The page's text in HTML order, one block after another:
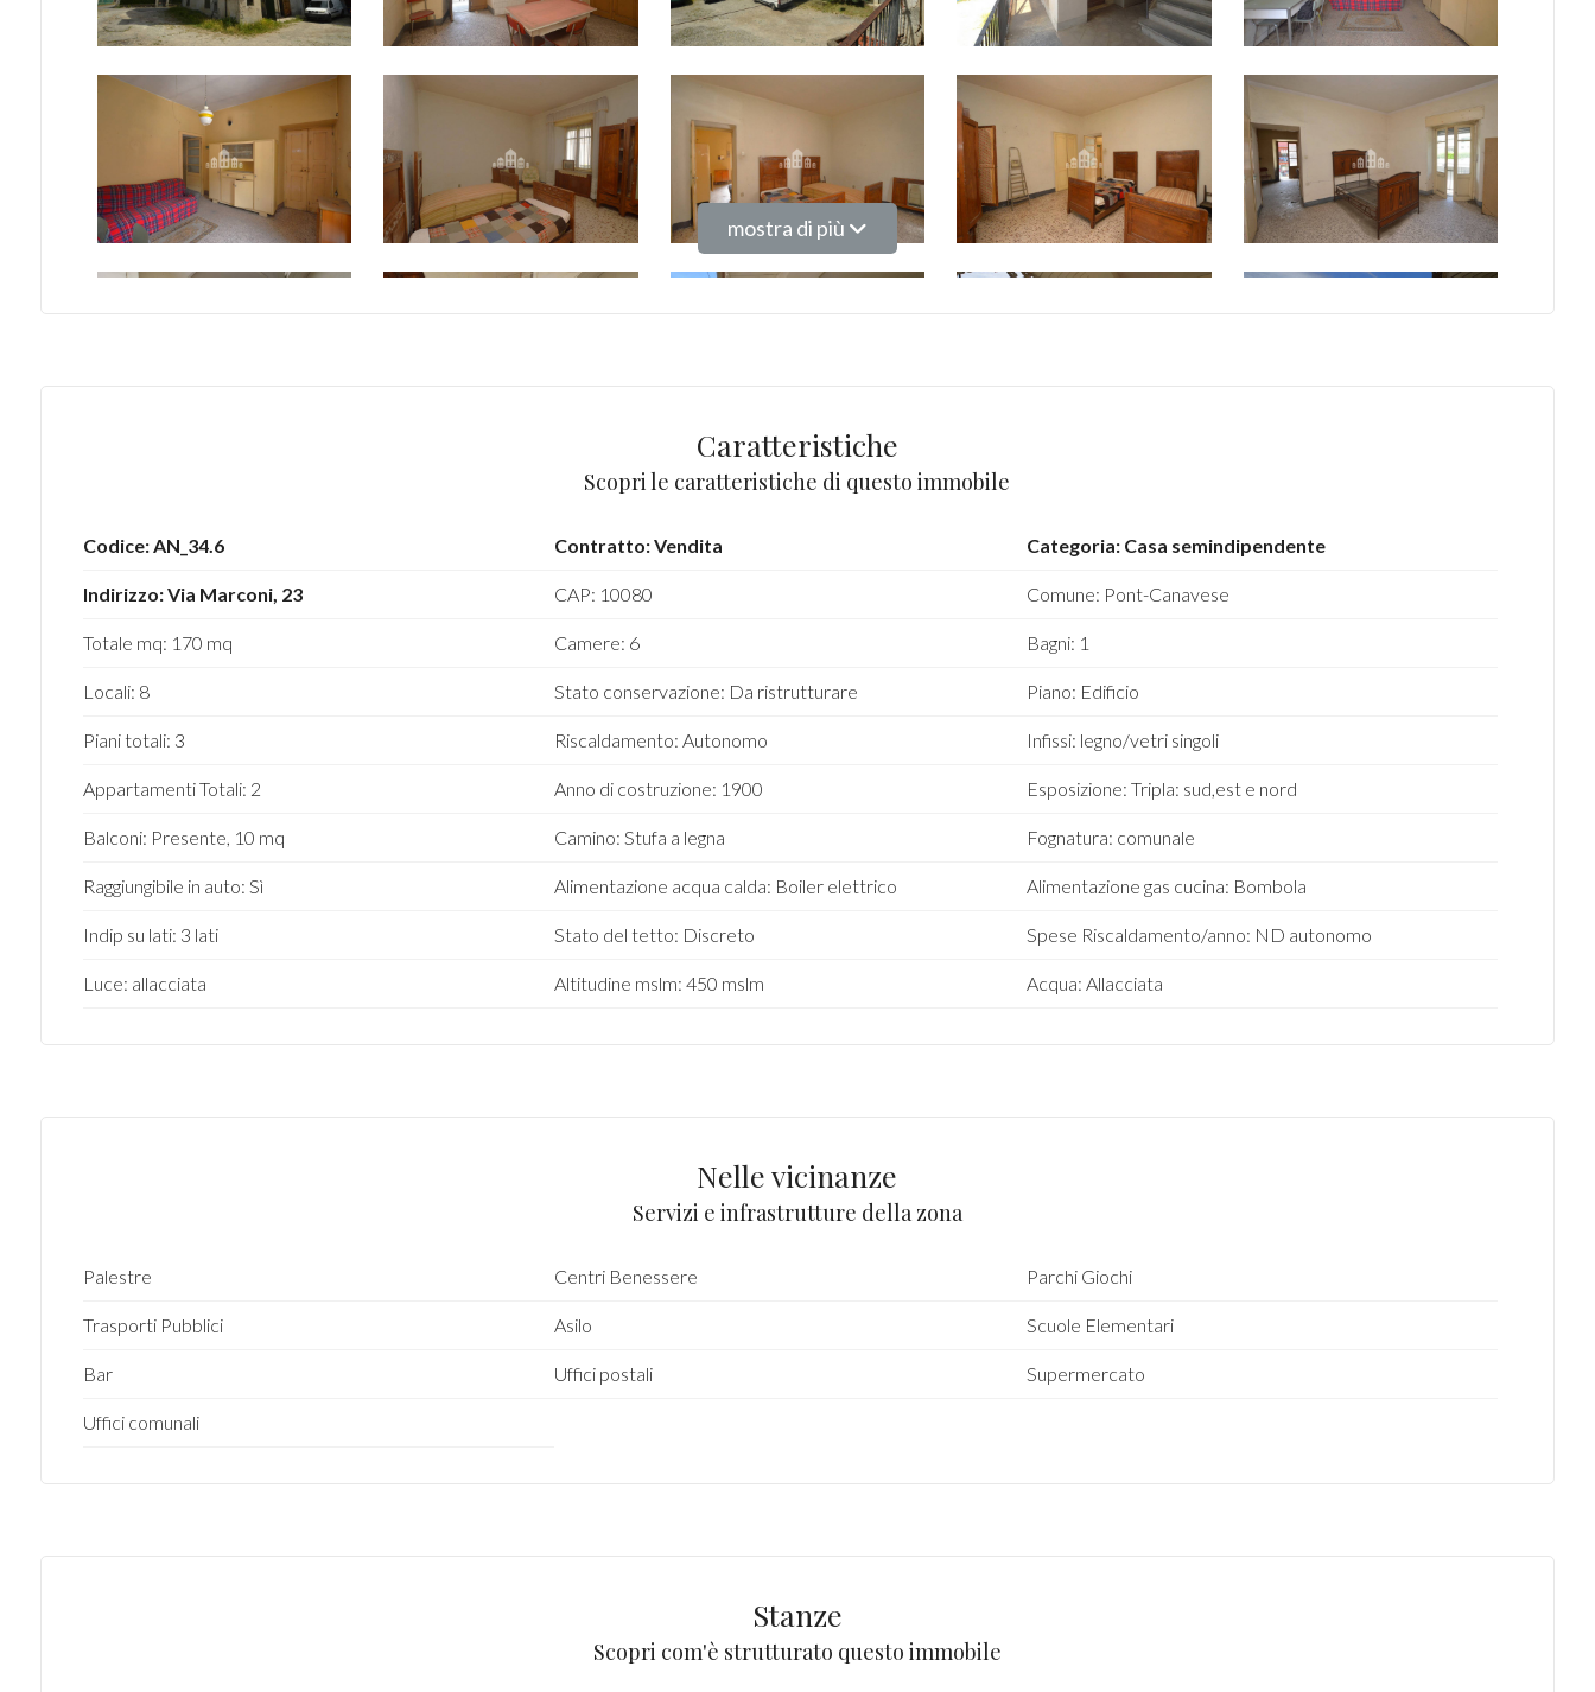
mostra di più
Caratteristiche
Scopri le caratteristiche di questo immobile
Codice: AN_34.6 Contratto: Vendita Categoria: Casa semindipendente
Indirizzo: Via Marconi, 23 CAP: 10080 Comune: Pont-Canavese
Totale mq: 170 mq Camere: 6 Bagni: 1
Locali: 8 Stato conservazione: Da ristrutturare Piano: Edificio
Piani totali: 3 Riscaldamento: Autonomo Infissi: legno/vetri singoli
Appartamenti Totali: 2 Anno di costruzione: 1900 Esposizione: Tripla: sud,est e nord
Balconi: Presente, 10 mq Camino: Stufa a legna Fognatura: comunale
Raggiungibile in auto: Sì Alimentazione acqua calda: Boiler elettrico Alimentazione gas cucina: Bombola
Indip su lati: 3 lati Stato del tetto: Discreto Spese Riscaldamento/anno: ND autonomo
Luce: allacciata Altitudine mslm: 450 mslm Acqua: Allacciata
Nelle vicinanze
Servizi e infrastrutture della zona
Palestre Centri Benessere Parchi Giochi
Trasporti Pubblici Asilo Scuole Elementari
Bar Uffici postali Supermercato
Uffici comunali
Stanze
Scopri com'è strutturato questo immobile
Ascensore